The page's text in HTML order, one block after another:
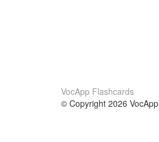
VocApp Flashcards
© Copyright 2026 VocApp